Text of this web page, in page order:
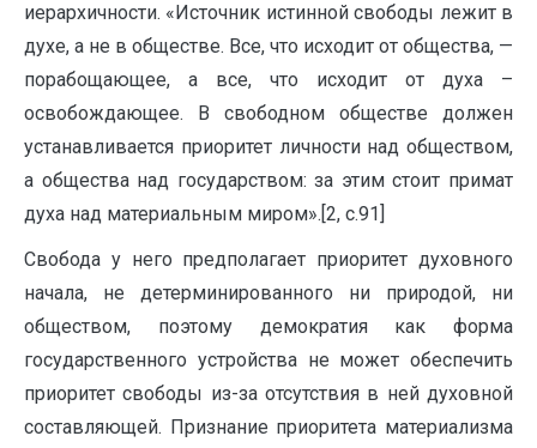
иерархичности. «Источник истинной свободы лежит в
духе, а не в обществе. Все, что исходит от общества, —
порабощающее, а все, что исходит от духа –
освобождающее. В свободном обществе должен
устанавливается приоритет личности над обществом,
а общества над государством: за этим стоит примат
духа над материальным миром».[2, с.91]
Свобода у него предполагает приоритет духовного
начала, не детерминированного ни природой, ни
обществом, поэтому демократия как форма
государственного устройства не может обеспечить
приоритет свободы из-за отсутствия в ней духовной
составляющей. Признание приоритета материализма